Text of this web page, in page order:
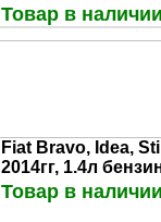
Товар в
Fiat Bravo, Idea,
2014гг, 1.4л
Товар в